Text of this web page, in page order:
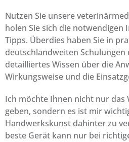
Nutzen Sie unsere
holen Sie sich die
Tipps. Überdies haben Sie in
deutschlandweiten Schulungen
detailliertes Wissen über die
Wirkungsweise und die
Ich möchte Ihnen nicht nur das
geben, sondern es ist mir
Handwerkskunst dahinter zu
beste Gerät kann nur bei